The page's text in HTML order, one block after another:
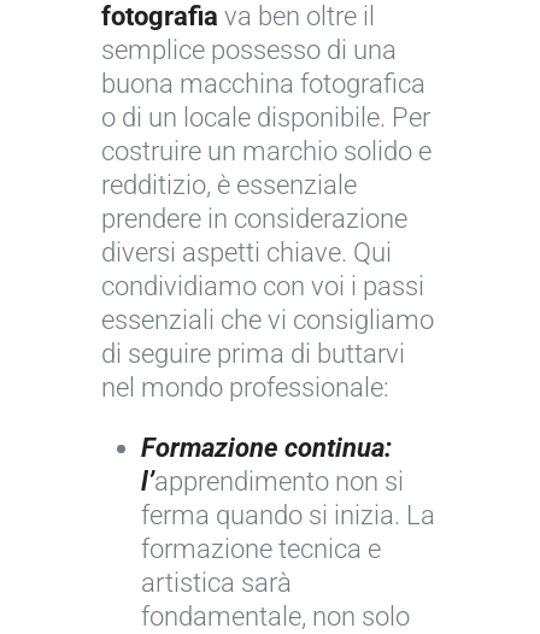
fotografia va ben oltre il
semplice possesso di una
buona macchina fotografica
o di un locale disponibile. Per
costruire un marchio solido e
redditizio, è essenziale
prendere in considerazione
diversi aspetti chiave. Qui
condividiamo con voi i passi
essenziali che vi consigliamo
di seguire prima di buttarvi
nel mondo professionale:
Formazione continua:
l’apprendimento non si
ferma quando si inizia. La
formazione tecnica e
artistica sarà
fondamentale, non solo